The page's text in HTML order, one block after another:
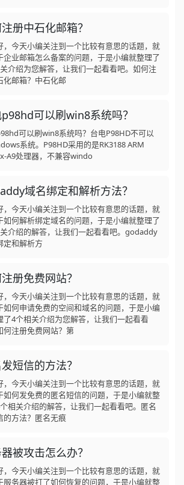
册中石化邮箱？
，今天小编关注到一个比较有意思的话题，就
企业邮箱怎么备案的问题，于是小编就整理了
介绍为您解答，让我们一起看看吧。如何注
化邮箱？中石化邮
可以刷win8系统吗？
可以刷win8系统吗？台电P98HD不可以
系统。P98HD采用的是RK3188 ARM
A9处理器，不兼容windo
域名绑定和解析方法？
，今天小编关注到一个比较有意思的话题，就
如何解析绑定域名的问题，于是小编就整理了
介绍的解答，让我们一起看看吧。godaddy
定和解析方
册免费网站？
，今天小编关注到一个比较有意思的话题，就
如何申请免费的空间和域名的问题，于是小编
了4个相关介绍为您解答，让我们一起看看
何注册免费网站？第
短信的方法？
，今天小编关注到一个比较有意思的话题，就
如何发免费的匿名短信的问题，于是小编就整
相关介绍的解答，让我们一起看看吧。匿名
的方法？匿名无痕
被攻击怎么办？
，今天小编关注到一个比较有意思的话题，就
服务器被打了如何恢复的问题，于是小编就整